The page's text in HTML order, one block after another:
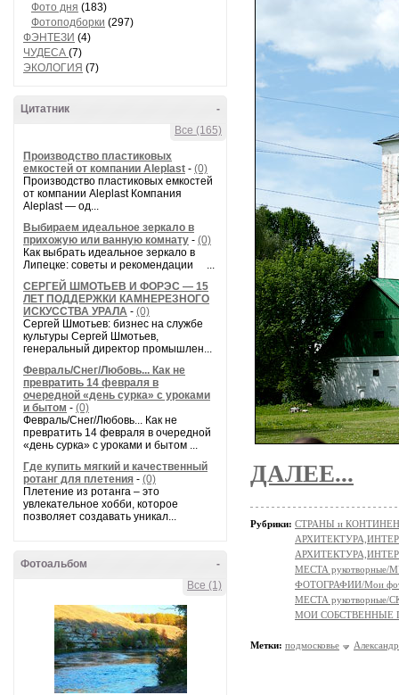
Фото дня (183)
Фотоподборки (297)
ФЭНТЕЗИ (4)
ЧУДЕСА (7)
ЭКОЛОГИЯ (7)
-
Цитатник
Все (165)
Производство пластиковых
емкостей от компании Aleplast - (0)
Производство пластиковых емкостей
от компании Aleplast Компания
Aleplast — од...
Выбираем идеальное зеркало в
прихожую или ванную комнату - (0)
Как выбрать идеальное зеркало в
Липецке: советы и рекомендации ...
СЕРГЕЙ ШМОТЬЕВ И ФОРЭС — 15
ЛЕТ ПОДДЕРЖКИ КАМНЕРЕЗНОГО
ИСКУССТВА УРАЛА - (0)
Сергей Шмотьев: бизнес на службе
культуры Сергей Шмотьев,
генеральный директор промышлен...
Февраль/Снег/Любовь... Как не
превратить 14 февраля в
очередной «день сурка» с уроками
и бытом - (0)
Февраль/Снег/Любовь... Как не
превратить 14 февраля в очередной
«день сурка» с уроками и бытом ...
Где купить мягкий и качественный
ротанг для плетения - (0)
Плетение из ротанга – это
увлекательное хобби, которое
позволяет создавать уникал...
-
Фотоальбом
Все (1)
ДАЛЕЕ...
Рубрики: СТРАНЫ и
МЕСТА рукотворные/
ФОТОГРАФИИ/Мои
МЕСТА
МОИ СОБСТВЕННЫЕ
Метки: подмосковье